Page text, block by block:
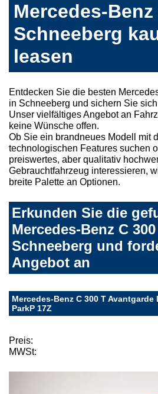
Mercedes-Benz
Schneeberg
leasen
Entdecken Sie die besten
in Schneeberg und sichern Sie
Unser vielfältiges Angebot an
keine Wünsche offen.
Ob Sie ein brandneues Modell mit
technologischen Features suchen
preiswertes, aber qualitativ
Gebrauchtfahrzeug interessieren,
breite Palette an Optionen.
Erkunden Sie die
Mercedes-Benz C
Schneeberg und
Angebot an
Mercedes-Benz C 300 T Avantgarde
ParkP 17Z
Preis:
MWSt: